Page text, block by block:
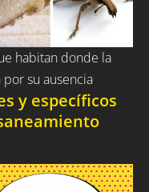
habitan donde la
su ausencia
y específicos